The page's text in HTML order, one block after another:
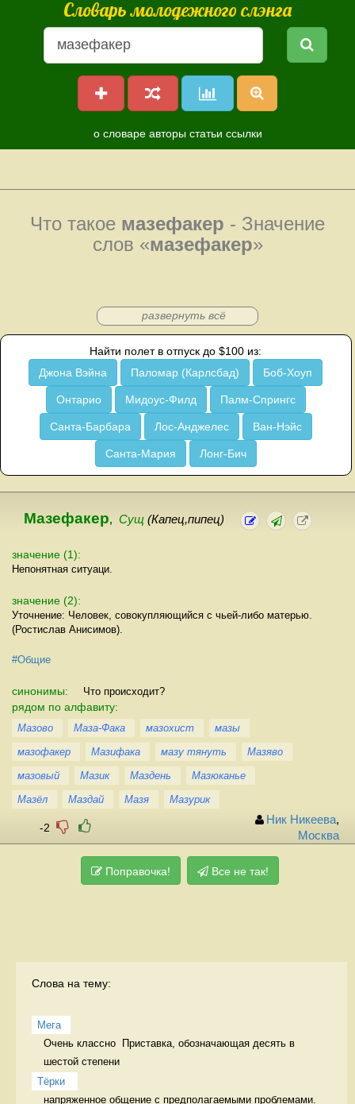
Словарь молодежного слэнга
о словаре авторы статьи ссылки
Что такое мазефакер - Значение
слов «мазефакер»
развернуть всё
Найти полет в отпуск до $100 из:
Джона Вэйна
Паломар (Карлсбад) Боб-Хоуп
Онтарио Мидоус-Филд Палм-Спрингс
Санта-Барбара Лос-Анджелес Ван-Нэйс
Санта-Мария Лонг-Бич
Мазефакер, Сущ (Капец,пипец)
значение (1):
Непонятная ситуаци.
значение (2):
Уточнение: Человек, совокупляющийся с чьей-либо матерью.
(Ростислав Анисимов).
#Общие
синонимы: Что происходит?
рядом по алфавиту:
Мазово Маза-Фака мазохист
мазы
мазофакер
Мазифака мазу тянуть
Мазяво
мазовый
Мазик Маздень
Мазюканье
Мазёл
Маздай Мазя Мазурик
-2
Ник Никеева,
Москва
Поправочка! Все не так!
Слова на тему:
Мега
Очень классно  Приставка, обозначающая десять в
шестой степени
Тёрки
напряженное общение с предполагаемыми проблемами.